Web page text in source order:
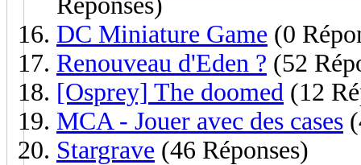
DC Miniature Game (0
Renouveau d'Eden ? (52
[Osprey] The doomed (12
MCA - Jouer avec des cases
Stargrave (46 Réponses)